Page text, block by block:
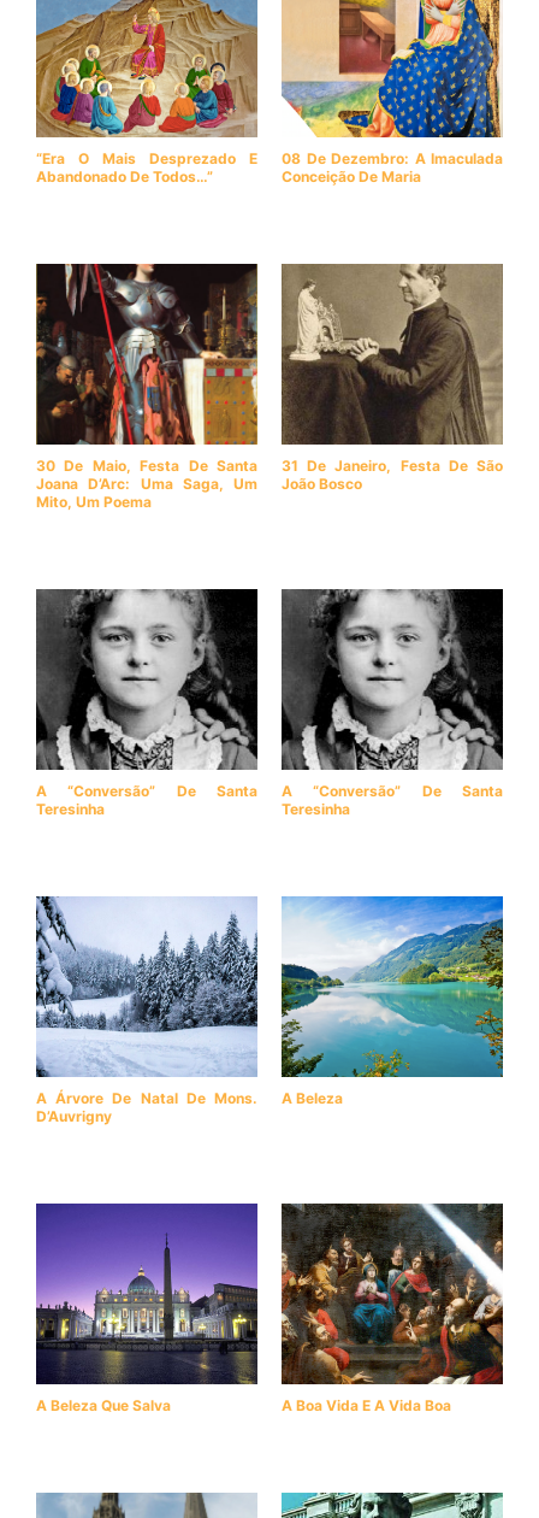
“Era O Mais Desprezado E
Abandonado De Todos…”
08 De Dezembro: A Imaculada
Conceição De Maria
30 De Maio, Festa De Santa
Joana D’Arc: Uma Saga, Um
Mito, Um Poema
31 De Janeiro, Festa De São
João Bosco
A “conversão” De Santa
Teresinha
A “conversão” De Santa
Teresinha
A Árvore De Natal De Mons.
D’Auvrigny
A Beleza
A Beleza Que Salva A Boa Vida E A Vida Boa